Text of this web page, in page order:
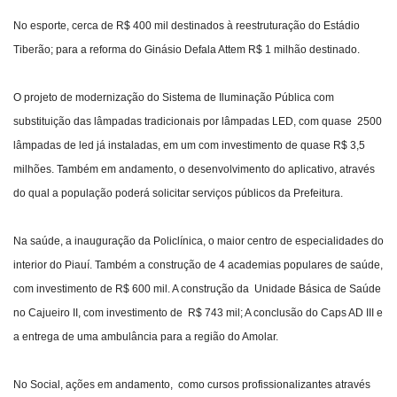
No esporte, cerca de R$ 400 mil destinados à reestruturação do Estádio
Tiberão; para a reforma do Ginásio Defala Attem R$ 1 milhão destinado.
O projeto de modernização do Sistema de Iluminação Pública com
substituição das lâmpadas tradicionais por lâmpadas LED, com quase 2500
lâmpadas de led já instaladas, em um com investimento de quase R$ 3,5
milhões. Também em andamento, o desenvolvimento do aplicativo, através
do qual a população poderá solicitar serviços públicos da Prefeitura.
Na saúde, a inauguração da Policlínica, o maior centro de especialidades do
interior do Piauí. Também a construção de 4 academias populares de saúde,
com investimento de R$ 600 mil. A construção da Unidade Básica de Saúde
no Cajueiro II, com investimento de R$ 743 mil; A conclusão do Caps AD III e
a entrega de uma ambulância para a região do Amolar.
No Social, ações em andamento, como cursos profissionalizantes através